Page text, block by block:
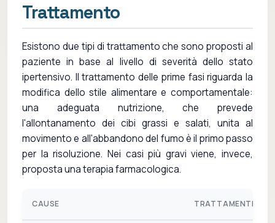
Trattamento
Esistono due tipi di trattamento che sono proposti al
paziente in base al livello di severità dello stato
ipertensivo. Il trattamento delle prime fasi riguarda la
modifica dello stile alimentare e comportamentale:
una adeguata nutrizione, che prevede
l'allontanamento dei cibi grassi e salati, unita al
movimento e all'abbandono del fumo è il primo passo
per la risoluzione. Nei casi più gravi viene, invece,
proposta una terapia farmacologica.
CAUSE TRATTAMENTI